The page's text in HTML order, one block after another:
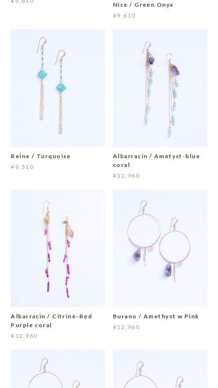
Nice / Green Onyx
¥9,610
Reine / Turquoise
¥9,510
Albarracin / Ametyst-blue
coral
¥12,960
Albarracin / Citrine-Red
Purple coral
¥12,960
Burano / Amethyst w Pink
¥12,960